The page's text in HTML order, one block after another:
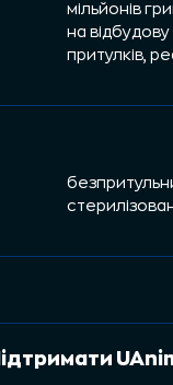
мільйонів
на
притулків,